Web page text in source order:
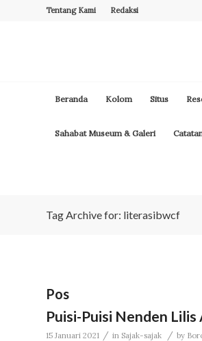
Tentang Kami Redaksi
Beranda Kolom Situs
Sahabat Museum & Galeri
Tag Archive for: literasibwcf
Pos
Puisi-Puisi Nenden Lilis
15 Januari 2021 / in Sajak-sajak / by